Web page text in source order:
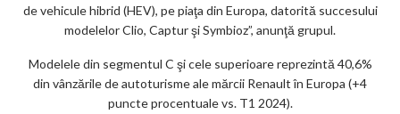
de vehicule hibrid (HEV), pe piaţa din Europa, datorită succesului
modelelor Clio, Captur şi Symbioz”, anunţă grupul.
Modelele din segmentul C şi cele superioare reprezintă 40,6%
din vânzările de autoturisme ale mărcii Renault în Europa (+4
puncte procentuale vs. T1 2024).